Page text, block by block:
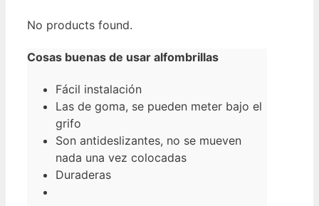
No products found.
Cosas buenas de usar alfombrillas
Fácil instalación
Las de goma, se pueden meter bajo el
grifo
Son antideslizantes, no se mueven
nada una vez colocadas
Duraderas